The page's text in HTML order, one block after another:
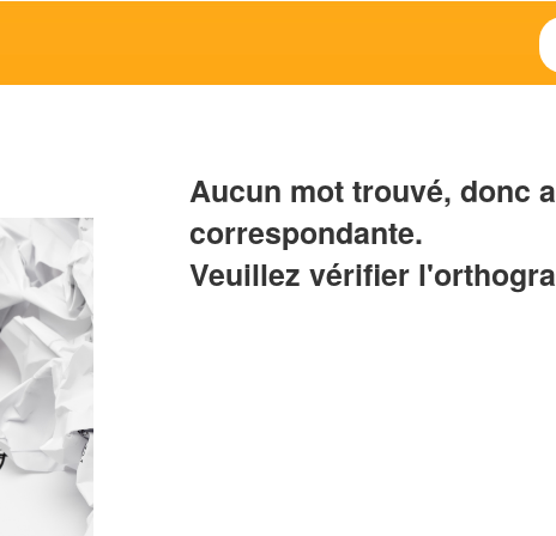
Aucun mot trouvé, donc
correspondante.
Veuillez vérifier